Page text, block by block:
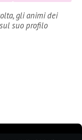
gli animi dei
suo profilo